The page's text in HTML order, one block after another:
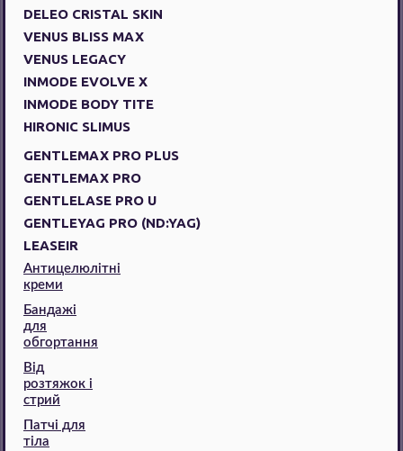
DELEO CRISTAL SKIN
VENUS BLISS MAX
VENUS LEGACY
INMODE EVOLVE X
INMODE BODY TITE
HIRONIC SLIMUS
GENTLEMAX PRO PLUS
GENTLEMAX PRO
GENTLELASE PRO U
GENTLEYAG PRO (ND:YAG)
LEASEIR
Антицелюлітні
креми
Бандажі
для
обгортання
Від
розтяжок і
стрий
Патчі для
тіла